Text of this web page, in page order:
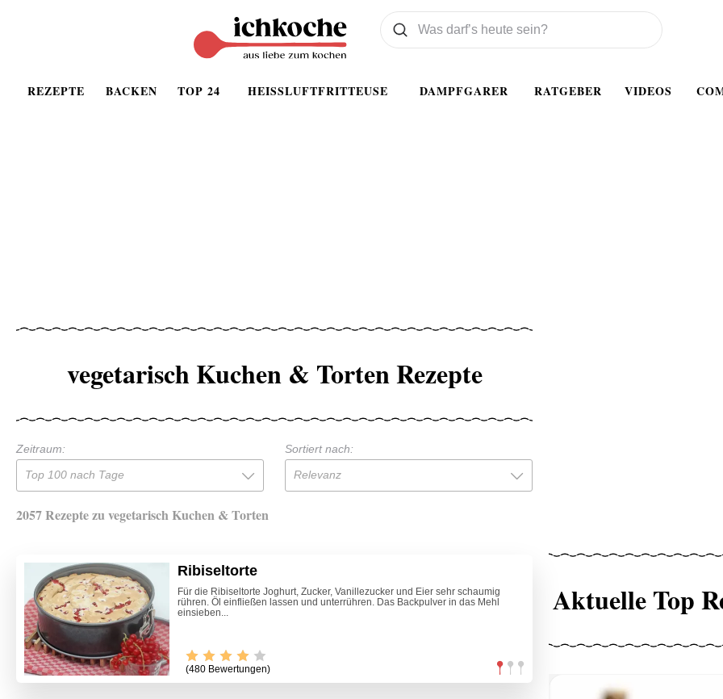
REZEPTE BACKEN TOP 24 HEISSLUFTFRITTEUSE DAMPFGARER RATGEBER VIDEOS
Was wollen Sie suchen
Suchen
vegetarisch Kuchen & Torten Rezepte
Zeitraum:
Top 100 nach Tage
Sortiert nach:
Relevanz
2057 Rezepte zu vegetarisch Kuchen & Torten
Ribiseltorte
Für die Ribiseltorte Joghurt, Zucker, Vanillezucker und Eier sehr schaumig
rühren. Öl einfließen lassen und unterrühren. Das Backpulver in das Mehl
einsieben...
(480 Bewertungen)
Aktuelle Top